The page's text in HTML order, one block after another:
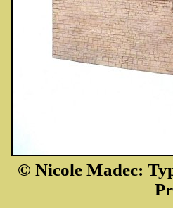
© Nicole Madec: